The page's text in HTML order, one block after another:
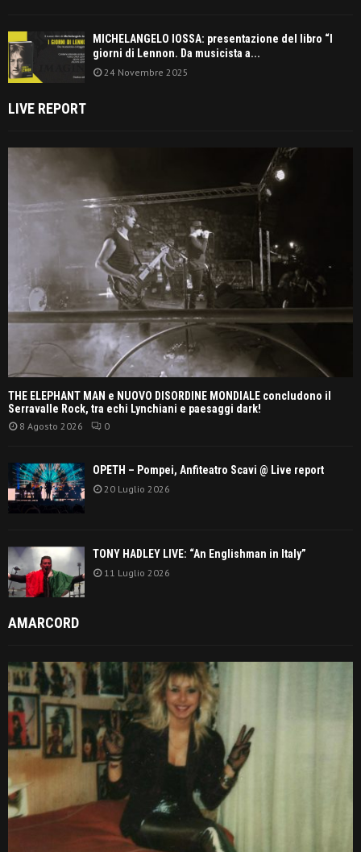
MICHELANGELO IOSSA: presentazione del libro “I
giorni di Lennon. Da musicista a...
24 Novembre 2025
LIVE REPORT
THE ELEPHANT MAN e NUOVO DISORDINE MONDIALE concludono il
Serravalle Rock, tra echi Lynchiani e paesaggi dark!
8 Agosto 2026 0
OPETH – Pompei, Anfiteatro Scavi @ Live report
20 Luglio 2026
TONY HADLEY LIVE: “An Englishman in Italy”
11 Luglio 2026
AMARCORD